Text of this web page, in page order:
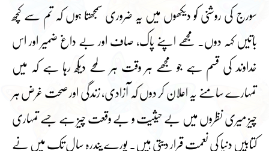
سورج کی روشنی کو دیکھوں میں یہ ضروری سمجھتا ہوں کہ تم سے کچھ
باتیں کہہ دوں۔ مجھے اپنے پاک، صاف اور بے داغ ضمیر اور اس
خداوند کی قسم ہے جو مجھے ہر وقت ہر لمحے دیکھ رہا ہے کہ میں
تمہارے سامنے یہ اعلان کر دوں کہ آزادی، زندگی اور صحت غرض ہر
چیز میری نظروں میں بے حیثیت و بے وقعت چیز ہے جسے تمہاری
کتابیں دنیا کی نعمت قرار دیتی ہیں۔ پورے پندرہ سال تک میں نے